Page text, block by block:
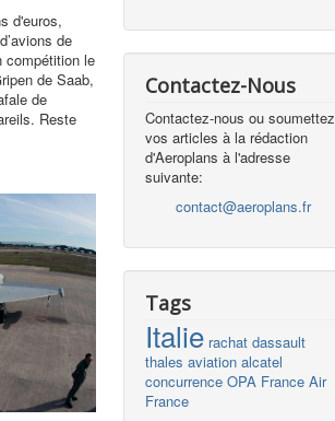
d'euros,
de
compétition le
de Saab,
de
Reste
Contactez-Nous
Contactez-nous ou soumettez
vos articles à la rédaction
d'Aeroplans à l'adresse
suivante:
contact@aeroplans.fr
Tags
Italie rachat dassault
thales aviation alcatel
concurrence OPA France Air
France